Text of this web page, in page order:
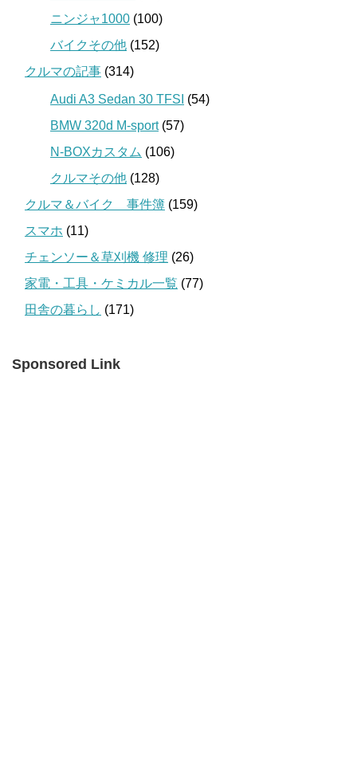
ニンジャ1000 (100)
バイクその他 (152)
クルマの記事 (314)
Audi A3 Sedan 30 TFSI (54)
BMW 320d M-sport(57)
N-BOXカスタム (106)
クルマその他 (128)
クルマ＆バイク 事件簿 (159)
スマホ (11)
チェンソー＆草刈機 修理 (26)
家電・工具・ケミカル一覧 (77)
田舎の暮らし (171)
Sponsored Link